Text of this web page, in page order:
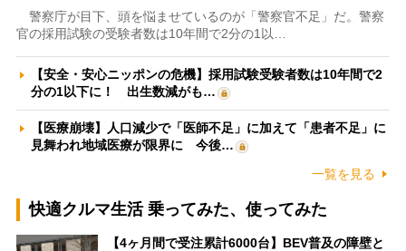
警察庁が目下、頭を悩ませているのが「警察官不足」だ。警察
官の採用試験の受験者数は10年間で2分の1以…
【安全・安心ニッポンの危機】採用試験受験者数は10年間で2
分の1以下に！ 出生数減がも…
【医療崩壊】人口減少で「医師不足」に加えて「患者不足」に
見舞われ地域医療が限界に 今後…
一覧を見る
快適クルマ生活 乗ってみた、使ってみた
【4ヶ月間で受注累計6000台】BEV普及の障壁と